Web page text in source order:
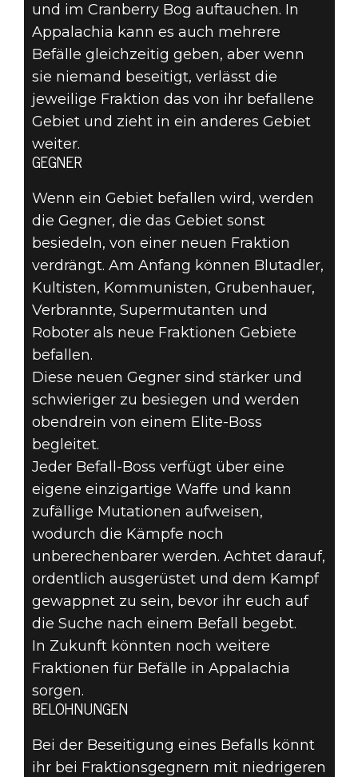
und im Cranberry Bog auftauchen. In
Appalachia kann es auch mehrere
Befälle gleichzeitig geben, aber wenn
sie niemand beseitigt, verlässt die
jeweilige Fraktion das von ihr befallene
Gebiet und zieht in ein anderes Gebiet
weiter.
GEGNER
Wenn ein Gebiet befallen wird, werden
die Gegner, die das Gebiet sonst
besiedeln, von einer neuen Fraktion
verdrängt. Am Anfang können Blutadler,
Kultisten, Kommunisten, Grubenhauer,
Verbrannte, Supermutanten und
Roboter als neue Fraktionen Gebiete
befallen.
Diese neuen Gegner sind stärker und
schwieriger zu besiegen und werden
obendrein von einem Elite-Boss
begleitet.
Jeder Befall-Boss verfügt über eine
eigene einzigartige Waffe und kann
zufällige Mutationen aufweisen,
wodurch die Kämpfe noch
unberechenbarer werden. Achtet darauf,
ordentlich ausgerüstet und dem Kampf
gewappnet zu sein, bevor ihr euch auf
die Suche nach einem Befall begebt.
In Zukunft könnten noch weitere
Fraktionen für Befälle in Appalachia
sorgen.
BELOHNUNGEN
Bei der Beseitigung eines Befalls könnt
ihr bei Fraktionsgegnern mit niedrigeren